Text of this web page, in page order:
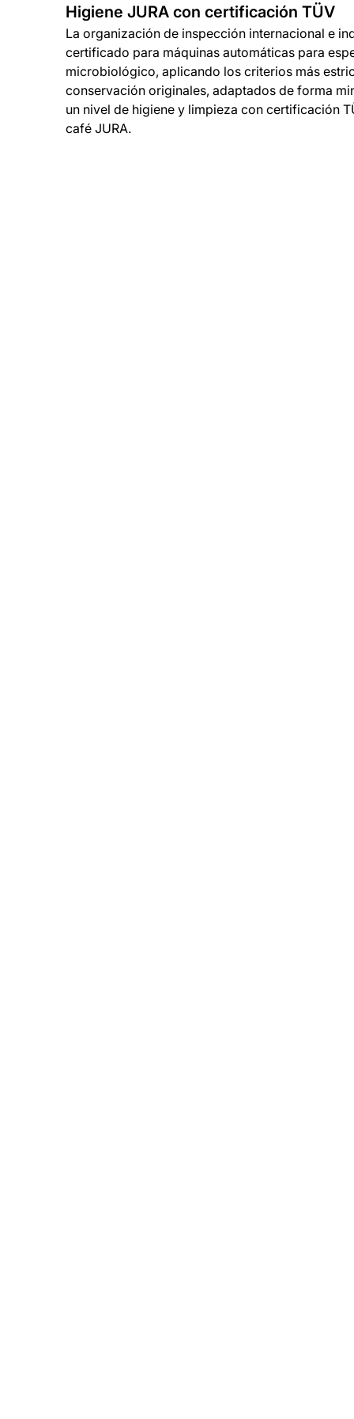
Higiene JURA con certificación TÜV
La organización de inspección internacional e
certificado para máquinas automáticas para
microbiológico, aplicando los criterios más
conservación originales, adaptados de forma
un nivel de higiene y limpieza con certificación
café JURA.